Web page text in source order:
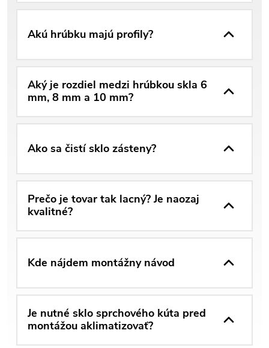
Akú hrúbku majú profily?
Aký je rozdiel medzi hrúbkou skla 6
mm, 8 mm a 10 mm?
Ako sa čistí sklo zásteny?
Prečo je tovar tak lacný? Je naozaj
kvalitné?
Kde nájdem montážny návod
Je nutné sklo sprchového kúta pred
montážou aklimatizovať?